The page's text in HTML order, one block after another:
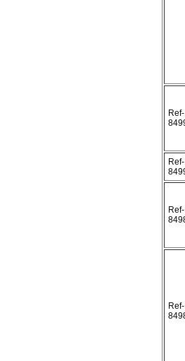
Ref-
Ref-
Ref-
Ref-